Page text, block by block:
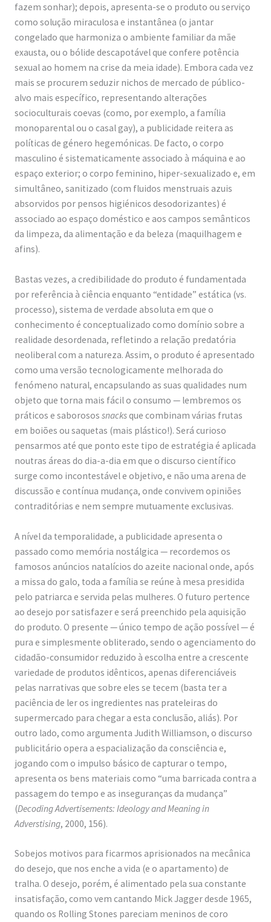
fazem sonhar); depois, apresenta-se o produto ou serviço
como solução miraculosa e instantânea (o jantar
congelado que harmoniza o ambiente familiar da mãe
exausta, ou o bólide descapotável que confere potência
sexual ao homem na crise da meia idade). Embora cada vez
mais se procurem seduzir nichos de mercado de público-
alvo mais específico, representando alterações
socioculturais coevas (como, por exemplo, a família
monoparental ou o casal gay), a publicidade reitera as
políticas de género hegemónicas. De facto, o corpo
masculino é sistematicamente associado à máquina e ao
espaço exterior; o corpo feminino, hiper-sexualizado e, em
simultâneo, sanitizado (com fluidos menstruais azuis
absorvidos por pensos higiénicos desodorizantes) é
associado ao espaço doméstico e aos campos semânticos
da limpeza, da alimentação e da beleza (maquilhagem e
afins).
Bastas vezes, a credibilidade do produto é fundamentada
por referência à ciência enquanto “entidade” estática (vs.
processo), sistema de verdade absoluta em que o
conhecimento é conceptualizado como domínio sobre a
realidade desordenada, refletindo a relação predatória
neoliberal com a natureza. Assim, o produto é apresentado
como uma versão tecnologicamente melhorada do
fenómeno natural, encapsulando as suas qualidades num
objeto que torna mais fácil o consumo — lembremos os
práticos e saborosos snacksque combinam várias frutas
em boiões ou saquetas (mais plástico!). Será curioso
pensarmos até que ponto este tipo de estratégia é aplicada
noutras áreas do dia-a-dia em que o discurso científico
surge como incontestável e objetivo, e não uma arena de
discussão e contínua mudança, onde convivem opiniões
contraditórias e nem sempre mutuamente exclusivas.
A nível da temporalidade, a publicidade apresenta o
passado como memória nostálgica — recordemos os
famosos anúncios natalícios do azeite nacional onde, após
a missa do galo, toda a família se reúne à mesa presidida
pelo patriarca e servida pelas mulheres. O futuro pertence
ao desejo por satisfazer e será preenchido pela aquisição
do produto. O presente — único tempo de ação possível — é
pura e simplesmente obliterado, sendo o agenciamento do
cidadão-consumidor reduzido à escolha entre a crescente
variedade de produtos idênticos, apenas diferenciáveis
pelas narrativas que sobre eles se tecem (basta ter a
paciência de ler os ingredientes nas prateleiras do
supermercado para chegar a esta conclusão, aliás). Por
outro lado, como argumenta Judith Williamson, o discurso
publicitário opera a espacialização da consciência e,
jogando com o impulso básico de capturar o tempo,
apresenta os bens materiais como “uma barricada contra a
passagem do tempo e as inseguranças da mudança”
(Decoding Advertisements: Ideology and Meaning in
Adverstising, 2000, 156).
Sobejos motivos para ficarmos aprisionados na mecânica
do desejo, que nos enche a vida (e o apartamento) de
tralha. O desejo, porém, é alimentado pela sua constante
insatisfação, como vem cantando Mick Jagger desde 1965,
quando os Rolling Stones pareciam meninos de coro
a
l
i
l
S
n
e
r
i
e